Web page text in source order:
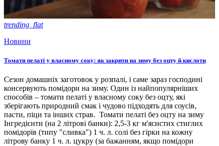
trending_flat
Новини
Томати пелаті у власному соку: як закрити на зиму без оцту й кислоти
Сезон домашніх заготовок у розпалі, і саме зараз господині
консервують помідори на зиму. Один із найпопулярніших
способів – томати пелаті у власному соку без оцту, які
зберігають природний смак і чудово підходять для соусів,
пасти, піци та інших страв. Томати пелаті без оцту на зиму
Інгредієнти (на 2 літрові банки): 2,5-3 кг м'ясистих стиглих
помідорів (типу "сливка") 1 ч. л. солі без гірки на кожну
літрову банку 1 ч. л. цукру (за бажанням, якщо помідори